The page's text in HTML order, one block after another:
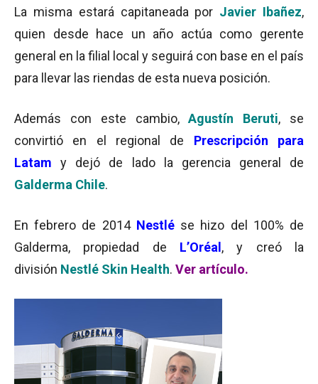
La misma estará capitaneada por Javier Ibañez,
quien desde hace un año actúa como gerente
general en la filial local y seguirá con base en el país
para llevar las riendas de esta nueva posición.
Además con este cambio,Agustín Beruti, se
convirtió en el regional de Prescripción para
Latamy dejó de lado la gerencia general de
Galderma Chil e.
En febrero de 2014 Nestlése hizo del 100% de
Galderma, propiedad de L’Oréal , y creó la
división Nestlé Skin Health. Ver artículo.